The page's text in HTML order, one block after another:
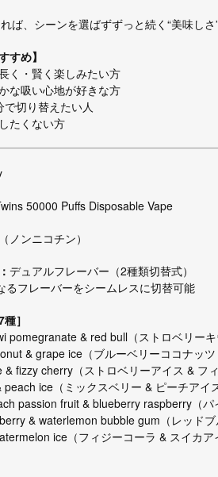
ば、シーンを選ばずずっと続く“美味しさ
すめ】
く・賢く楽しみたい方
な吸い心地が好きな方
で切り替えたい人
たくない方
50000 Puffs Disposable Vape
ノンニコチン）
デュアルフレーバー（2種類切替式）
るフレーバーをシームレスに切替可能
］
pomegranate & red bull（ストロベリーキ
& grape ice（ブルーベリーココナッツ
& fizzy cherry（ストロベリーアイス & フ
peach ice（ミックスベリー & ピーチアイス
passion fruit & blueberry raspberry（
& waterlemon bubble gum（レッド
ice（フィジーコーラ & スイカア